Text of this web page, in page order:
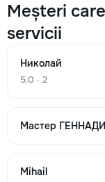
Замена анода
600
800
Meșteri
servicii
Николай
5.0 · 2
Мастер
Mihail